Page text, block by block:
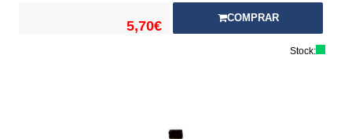
5,70€
COMPRAR
Stock: